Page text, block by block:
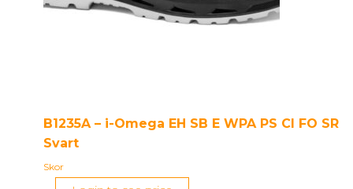
B1235A – i-Omega EH SB E WPA PS CI FO SR
Svart
Skor